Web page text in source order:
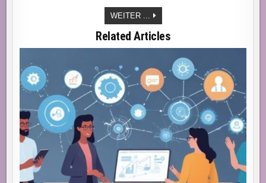
WEITER ... CLOUD-
STRATEGIEN:
DER
SCHLÜSSEL
ZUR
RESILIENZ
UND
WETTBEWERBSFÄHIGKEIT
IN
TURBULENTEN
ZEITEN!
Related Articles